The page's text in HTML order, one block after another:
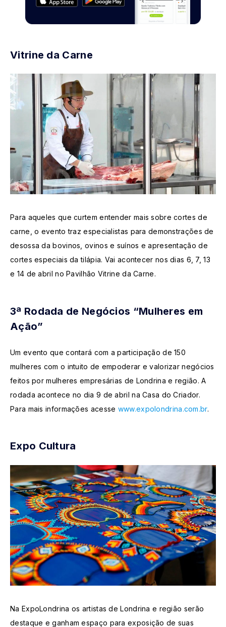
Vitrine da Carne
Para aqueles que curtem entender mais sobre cortes de
carne, o evento traz especialistas para demonstrações de
desossa da bovinos, ovinos e suínos e apresentação de
cortes especiais da tilápia. Vai acontecer nos dias 6, 7, 13
e 14 de abril no Pavilhão Vitrine da Carne.
3ª Rodada de Negócios “Mulheres em
Ação”
Um evento que contará com a participação de 150
mulheres com o intuito de empoderar e valorizar negócios
feitos por mulheres empresárias de Londrina e região. A
rodada acontece no dia 9 de abril na Casa do Criador.
Para mais informações acesse www.expolondrina.com.br.
Expo Cultura
Na ExpoLondrina os artistas de Londrina e região serão
destaque e ganham espaço para exposição de suas